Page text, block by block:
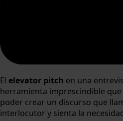
El elevator pitch en una
herramienta imprescindible
poder crear un discurso que
interlocutor y sienta la